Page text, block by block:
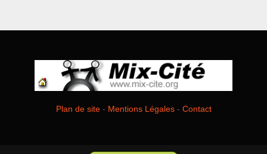
Plan de site- Mentions Légales- Contact